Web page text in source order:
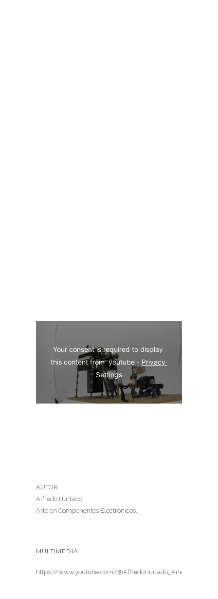
Your consent is required to display
this content from  youtube - Privacy
Settings
AUTOR
Alfredo Hurtado
Arte en Componentes Electrónicos.
MULTIMEDIA
https://www.youtube.com/@AlfredoHurtado_ArteElectronica